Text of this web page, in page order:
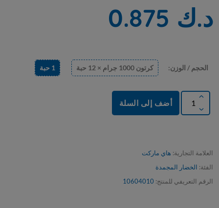
د.ك 0.875
الحجم / الوزن: كرتون 1000 جرام × 12 حبة 1 حبة
أضف إلى السلة
العلامة التجارية: هاي ماركت
الفئة: الخضار المجمدة
الرقم التعريفي للمنتج: 10604010